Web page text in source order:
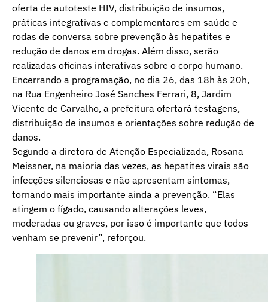
oferta de autoteste HIV, distribuição de insumos,
práticas integrativas e complementares em saúde e
rodas de conversa sobre prevenção às hepatites e
redução de danos em drogas. Além disso, serão
realizadas oficinas interativas sobre o corpo humano.
Encerrando a programação, no dia 26, das 18h às 20h,
na Rua Engenheiro José Sanches Ferrari, 8, Jardim
Vicente de Carvalho, a prefeitura ofertará testagens,
distribuição de insumos e orientações sobre redução de
danos.
Segundo a diretora de Atenção Especializada, Rosana
Meissner, na maioria das vezes, as hepatites virais são
infecções silenciosas e não apresentam sintomas,
tornando mais importante ainda a prevenção. “Elas
atingem o fígado, causando alterações leves,
moderadas ou graves, por isso é importante que todos
venham se prevenir”, reforçou.